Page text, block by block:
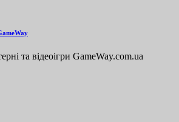
та відеоігри GameWay.com.ua